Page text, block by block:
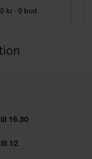
0 kr · 0 bud
16.30
12